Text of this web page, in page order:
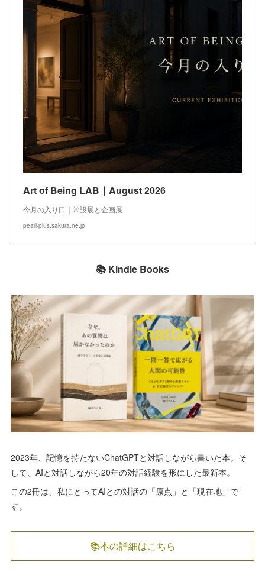
Art of Being LAB｜August 2026
今月の入り口｜常設展と企画展
pearl-plus.sakura.ne.jp
📚 Kindle Books
2023年、記憶を持たないChatGPTと対話しながら書いた本。そ
して、AIと対話しながら20年の対話経験を形にした最新本。
この2冊は、私にとってAIとの対話の「原点」と「現在地」で
す。
📚本の詳細はこちら